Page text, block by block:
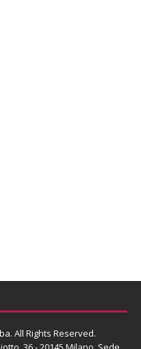
All Rights Reserved.